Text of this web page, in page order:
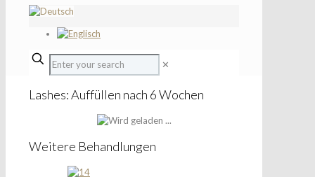
✕
Lashes: Auffüllen nach 6 Wochen
Weitere Behandlungen